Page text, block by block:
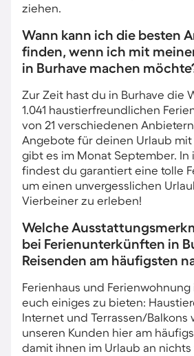
ziehen.
Wann kann ich die besten
finden, wenn ich mit
in Burhave machen
Zur Zeit hast du in Burhave die
1.041 haustierfreundlichen
von 21 verschiedenen
Angebote für deinen Urlaub mit
gibt es im Monat September. In
findest du garantiert eine tolle
um einen unvergesslichen
Vierbeiner zu erleben!
Welche
bei Ferienunterkünften in
Reisenden am häufigsten
Ferienhaus und Ferienwohnung
euch einiges zu bieten:
Internet und Terrassen/Balkons
unseren Kunden hier am
damit ihnen im Urlaub an nichts